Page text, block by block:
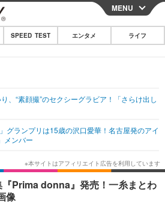
CLOSE
その他
韓国・芸能
スポーツ
グルメ
ショッピング
MENU
SPEED TEST エンタメ ライフ
、“素顔撮”のセクシーグラビア！「さらけ出し
グランプリは15歳の沢口愛華！名古屋発のアイ
メンバー
Prima donna』発売！一糸まとわ
像